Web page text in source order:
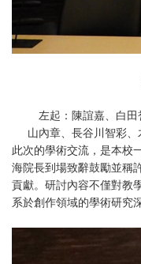
左起：陳誼嘉、白田
山內章、長谷川智彩
此次的學術交流，是本校
海院長到場致辭鼓勵並稱
貢獻。研討內容不僅對教
系於創作領域的學術研究